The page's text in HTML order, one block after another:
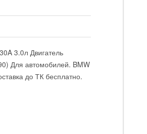
3.0л Двигатель
Для автомобилей. BMW
до ТК бесплатно.